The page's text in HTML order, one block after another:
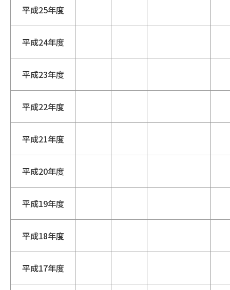
平成25年度
平成24年度
平成23年度
平成22年度
平成21年度
平成20年度
平成19年度
平成18年度
平成17年度